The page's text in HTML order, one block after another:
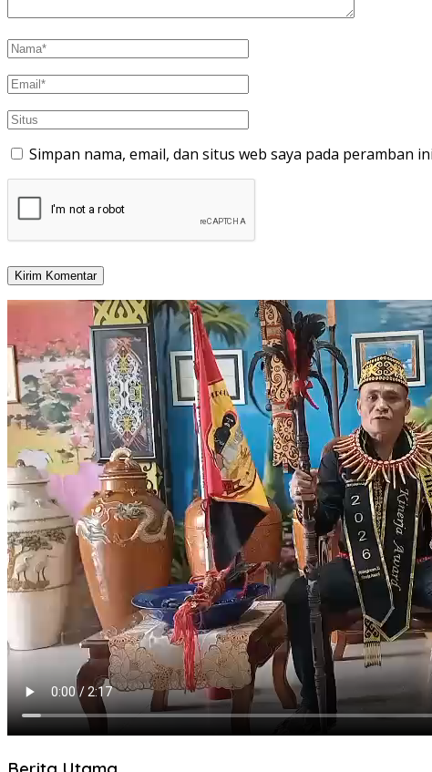
Simpan nama, email, dan situs web saya pada peramban